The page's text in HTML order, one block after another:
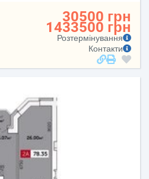
30500 грн
1433500 грн
Розтермінування
Контакти